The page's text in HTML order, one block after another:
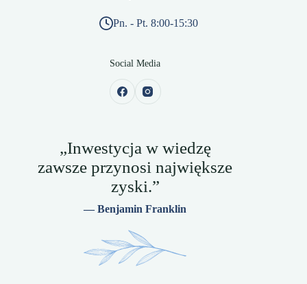
Pn. - Pt. 8:00-15:30
Social Media
„Inwestycja w wiedzę
zawsze przynosi największe
zyski.”
— Benjamin Franklin